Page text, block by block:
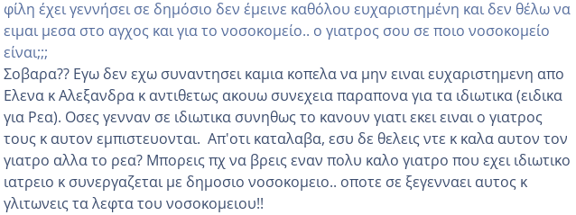
φίλη έχει γεννήσει σε δημόσιο δεν έμεινε καθόλου ευχαριστημένη και δεν θέλω να
ειμαι μεσα στο αγχος και για το νοσοκομείο.. ο γιατρος σου σε ποιο νοσοκομείο
είναι;;;
Σοβαρα?? Εγω δεν εχω συναντησει καμια κοπελα να μην ειναι ευχαριστημενη απο
Ελενα κ Αλεξανδρα κ αντιθετως ακουω συνεχεια παραπονα για τα ιδιωτικα (ειδικα
για Ρεα). Οσες γενναν σε ιδιωτικα συνηθως το κανουν γιατι εκει ειναι ο γιατρος
τους κ αυτον εμπιστευονται. Απ'οτι καταλαβα, εσυ δε θελεις ντε κ καλα αυτον τον
γιατρο αλλα το ρεα? Μπορεις πχ να βρεις εναν πολυ καλο γιατρο που εχει ιδιωτικο
ιατρειο κ συνεργαζεται με δημοσιο νοσοκομειο.. οποτε σε ξεγενναει αυτος κ
γλιτωνεις τα λεφτα του νοσοκομειου!!